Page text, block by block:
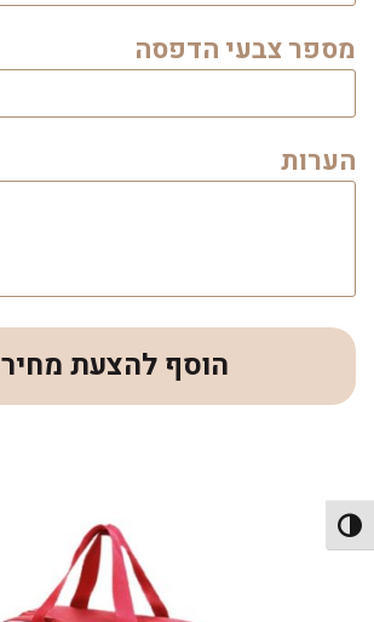
הפעל/כבה ניגודיות גבוהה
מספר צבעי הדפסה
הערות
הוסף להצעת מחיר >